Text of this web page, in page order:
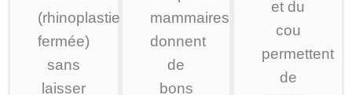
(rhinoplastie
fermée)
sans
laisser
mammaires
donnent
de
bons
et du
cou
permettent
de